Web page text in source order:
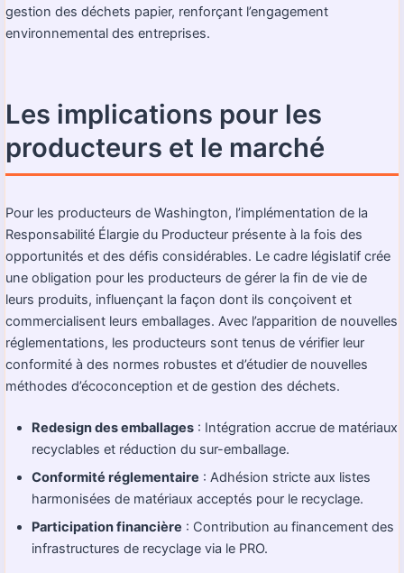
gestion des déchets papier, renforçant l’engagement
environnemental des entreprises.
Les implications pour les
producteurs et le marché
Pour les producteurs de Washington, l’implémentation de la
Responsabilité Élargie du Producteur présente à la fois des
opportunités et des défis considérables. Le cadre législatif crée
une obligation pour les producteurs de gérer la fin de vie de
leurs produits, influençant la façon dont ils conçoivent et
commercialisent leurs emballages. Avec l’apparition de nouvelles
réglementations, les producteurs sont tenus de vérifier leur
conformité à des normes robustes et d’étudier de nouvelles
méthodes d’écoconception et de gestion des déchets.
Redesign des emballages : Intégration accrue de matériaux
recyclables et réduction du sur-emballage.
Conformité réglementaire : Adhésion stricte aux listes
harmonisées de matériaux acceptés pour le recyclage.
Participation financière : Contribution au financement des
infrastructures de recyclage via le PRO.